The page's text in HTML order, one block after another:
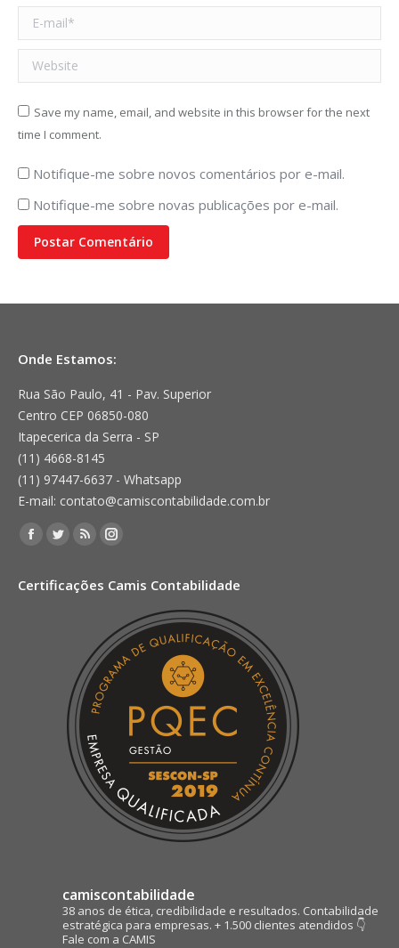
E-mail *
Website
Save my name, email, and website in this browser for the next
time I comment.
Notifique-me sobre novos comentários por e-mail.
Notifique-me sobre novas publicações por e-mail.
Postar Comentário
Onde Estamos:
Rua São Paulo, 41 - Pav. Superior
Centro CEP 06850-080
Itapecerica da Serra - SP
(11) 4668-8145
(11) 97447-6637 - Whatsapp
E-mail: contato@camiscontabilidade.com.br
Encontre-nos em:
Facebook
opens
Twitter
opens
window
Rss
opens
new
window
Instagram
opens
new
window
Certificações Camis Contabilidade
camiscontabilidade
38 anos de ética, credibilidade e resultados. Contabilidade
estratégica para empresas. + 1.500 clientes atendidos 👇
Fale com a CAMIS